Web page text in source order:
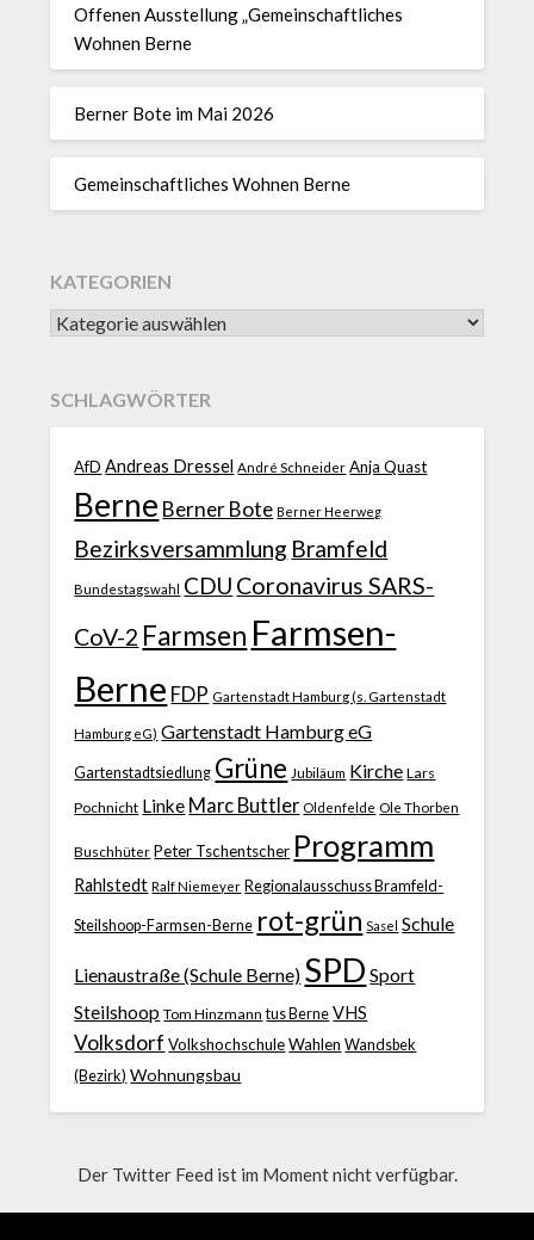
Offenen Ausstellung „Gemeinschaftliches
Wohnen Berne
Berner Bote im Mai 2026
Gemeinschaftliches Wohnen Berne
KATEGORIEN
SCHLAGWÖRTER
AfD Andreas Dressel André Schneider Anja Quast
Berne Berner Bote Berner Heerweg
Bezirksversammlung Bramfeld
Bundestagswahl CDU Coronavirus SARS-
CoV-2 Farmsen Farmsen-
Berne FDP Gartenstadt Hamburg (s. Gartenstadt
Hamburg eG) Gartenstadt Hamburg eG
Gartenstadtsiedlung Grüne Jubiläum Kirche Lars
Pochnicht Linke Marc Buttler Oldenfelde Ole Thorben
Buschhüter Peter Tschentscher Programm
Rahlstedt Ralf Niemeyer Regionalausschuss Bramfeld-
Steilshoop-Farmsen-Berne rot-grün Sasel Schule
Lienaustraße (Schule Berne) SPD Sport
Steilshoop Tom Hinzmann tus Berne VHS
Volksdorf Volkshochschule Wahlen Wandsbek
(Bezirk) Wohnungsbau
Der Twitter Feed ist im Moment nicht verfügbar.